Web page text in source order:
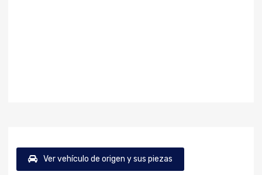
Ver vehículo de origen y sus piezas